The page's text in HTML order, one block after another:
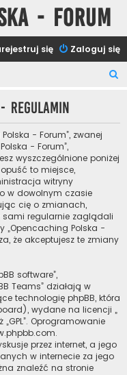
- Forum
Zaloguj się
się
k
Regulamin
- Forum”, zwanej
- Forum”,
wyszczególnione poniżej
to miejsce,
witryny
w dowolnym czasie
cię o zmianach,
sami regularnie zaglądali
„Opencaching Polska -
że akceptujesz te zmiany
software”,
Teams” działają w
technologię phpBB, która
wydane na licencji „
„GPL”. Oprogramowanie
.
przez internet, a jego
w internecie za jego
znaleźć na stronie